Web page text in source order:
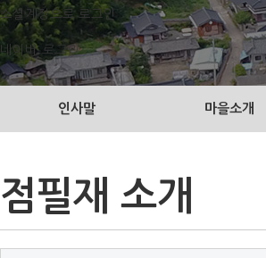
소셜계정으로 로그인
네이버로그인
인사말 마을소개
점필재 소개